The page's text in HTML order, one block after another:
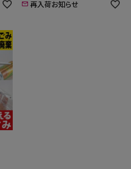
再入荷お知らせ